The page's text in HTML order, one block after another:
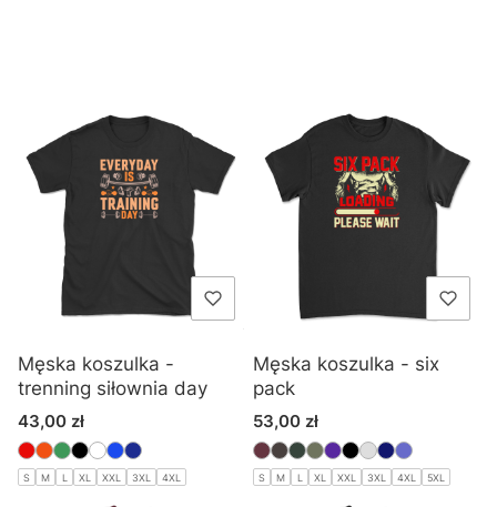
Lista produktów
Męska koszulka -
trenning siłownia day
Cena
43,00 zł
S M L XL XXL 3XL 4XL
Męska koszulka - six
pack
Cena
53,00 zł
S M L XL XXL 3XL 4XL 5XL